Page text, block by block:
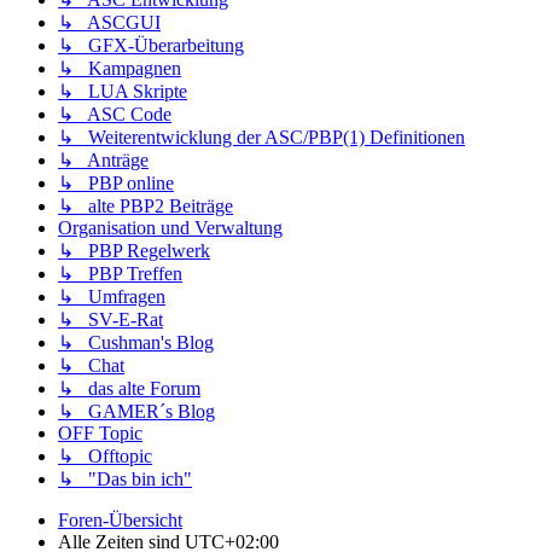
↳ ASCGUI
↳ GFX-Überarbeitung
↳ Kampagnen
↳ LUA Skripte
↳ ASC Code
↳ Weiterentwicklung der ASC/PBP(1) Definitionen
↳ Anträge
↳ PBP online
↳ alte PBP2 Beiträge
Organisation und Verwaltung
↳ PBP Regelwerk
↳ PBP Treffen
↳ Umfragen
↳ SV-E-Rat
↳ Cushman's Blog
↳ Chat
↳ das alte Forum
↳ GAMER´s Blog
OFF Topic
↳ Offtopic
↳ "Das bin ich"
Foren-Übersicht
Alle Zeiten sind UTC+02:00